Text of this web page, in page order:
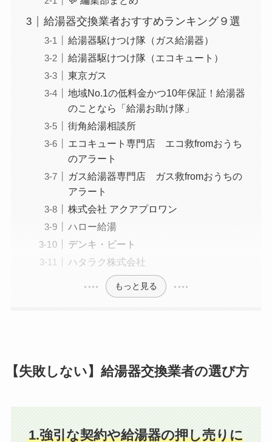
給湯器交換業者おすすめランキング９選
給湯器駆けつけ隊（ガス給湯器）
給湯器駆けつけ隊（エコキュート）
東京ガス
地域No.1の低料金かつ10年保証！給湯器
のことなら「給湯お助け隊」
街角給湯相談所
エコキュート専門店 エコ救fromおうち
のアラート
ガス給湯器専門店 ガス救fromおうちの
アラート
株式会社 アクアプロワン
ハロー給湯
デンキ・ビート
ハタラク株式会社
もっと見る
【失敗しない】給湯器交換業者の選び方
1.強引な契約や給湯器の押し売りに